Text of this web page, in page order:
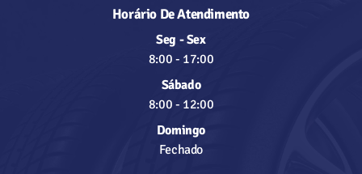
Horário De Atendimento
Seg - Sex
8:00 - 17:00
Sábado
8:00 - 12:00
Domingo
Fechado